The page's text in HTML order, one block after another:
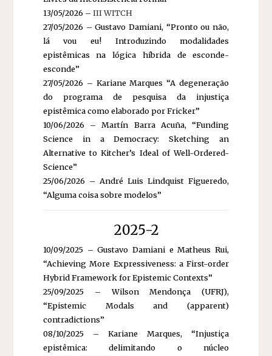
13/05/2026 – III WITCH
27/05/2026 – Gustavo Damiani, “Pronto ou não,
lá vou eu! Introduzindo modalidades
epistêmicas na lógica híbrida de esconde-
esconde”
27/05/2026 – Kariane Marques “A degeneração
do programa de pesquisa da injustiça
epistêmica como elaborado por Fricker”
10/06/2026 – Martín Barra Acuña, “Funding
Science in a Democracy: Sketching an
Alternative to Kitcher’s Ideal of Well-Ordered-
Science”
25/06/2026 – André Luis Lindquist Figueredo,
“Alguma coisa sobre modelos”
2025-2
10/09/2025 – Gustavo Damiani e Matheus Rui,
“Achieving More Expressiveness: a First-order
Hybrid Framework for Epistemic Contexts”
25/09/2025 – Wilson Mendonça (UFRJ),
“Epistemic Modals and (apparent)
contradictions”
08/10/2025 – Kariane Marques, “Injustiça
epistêmica: delimitando o núcleo